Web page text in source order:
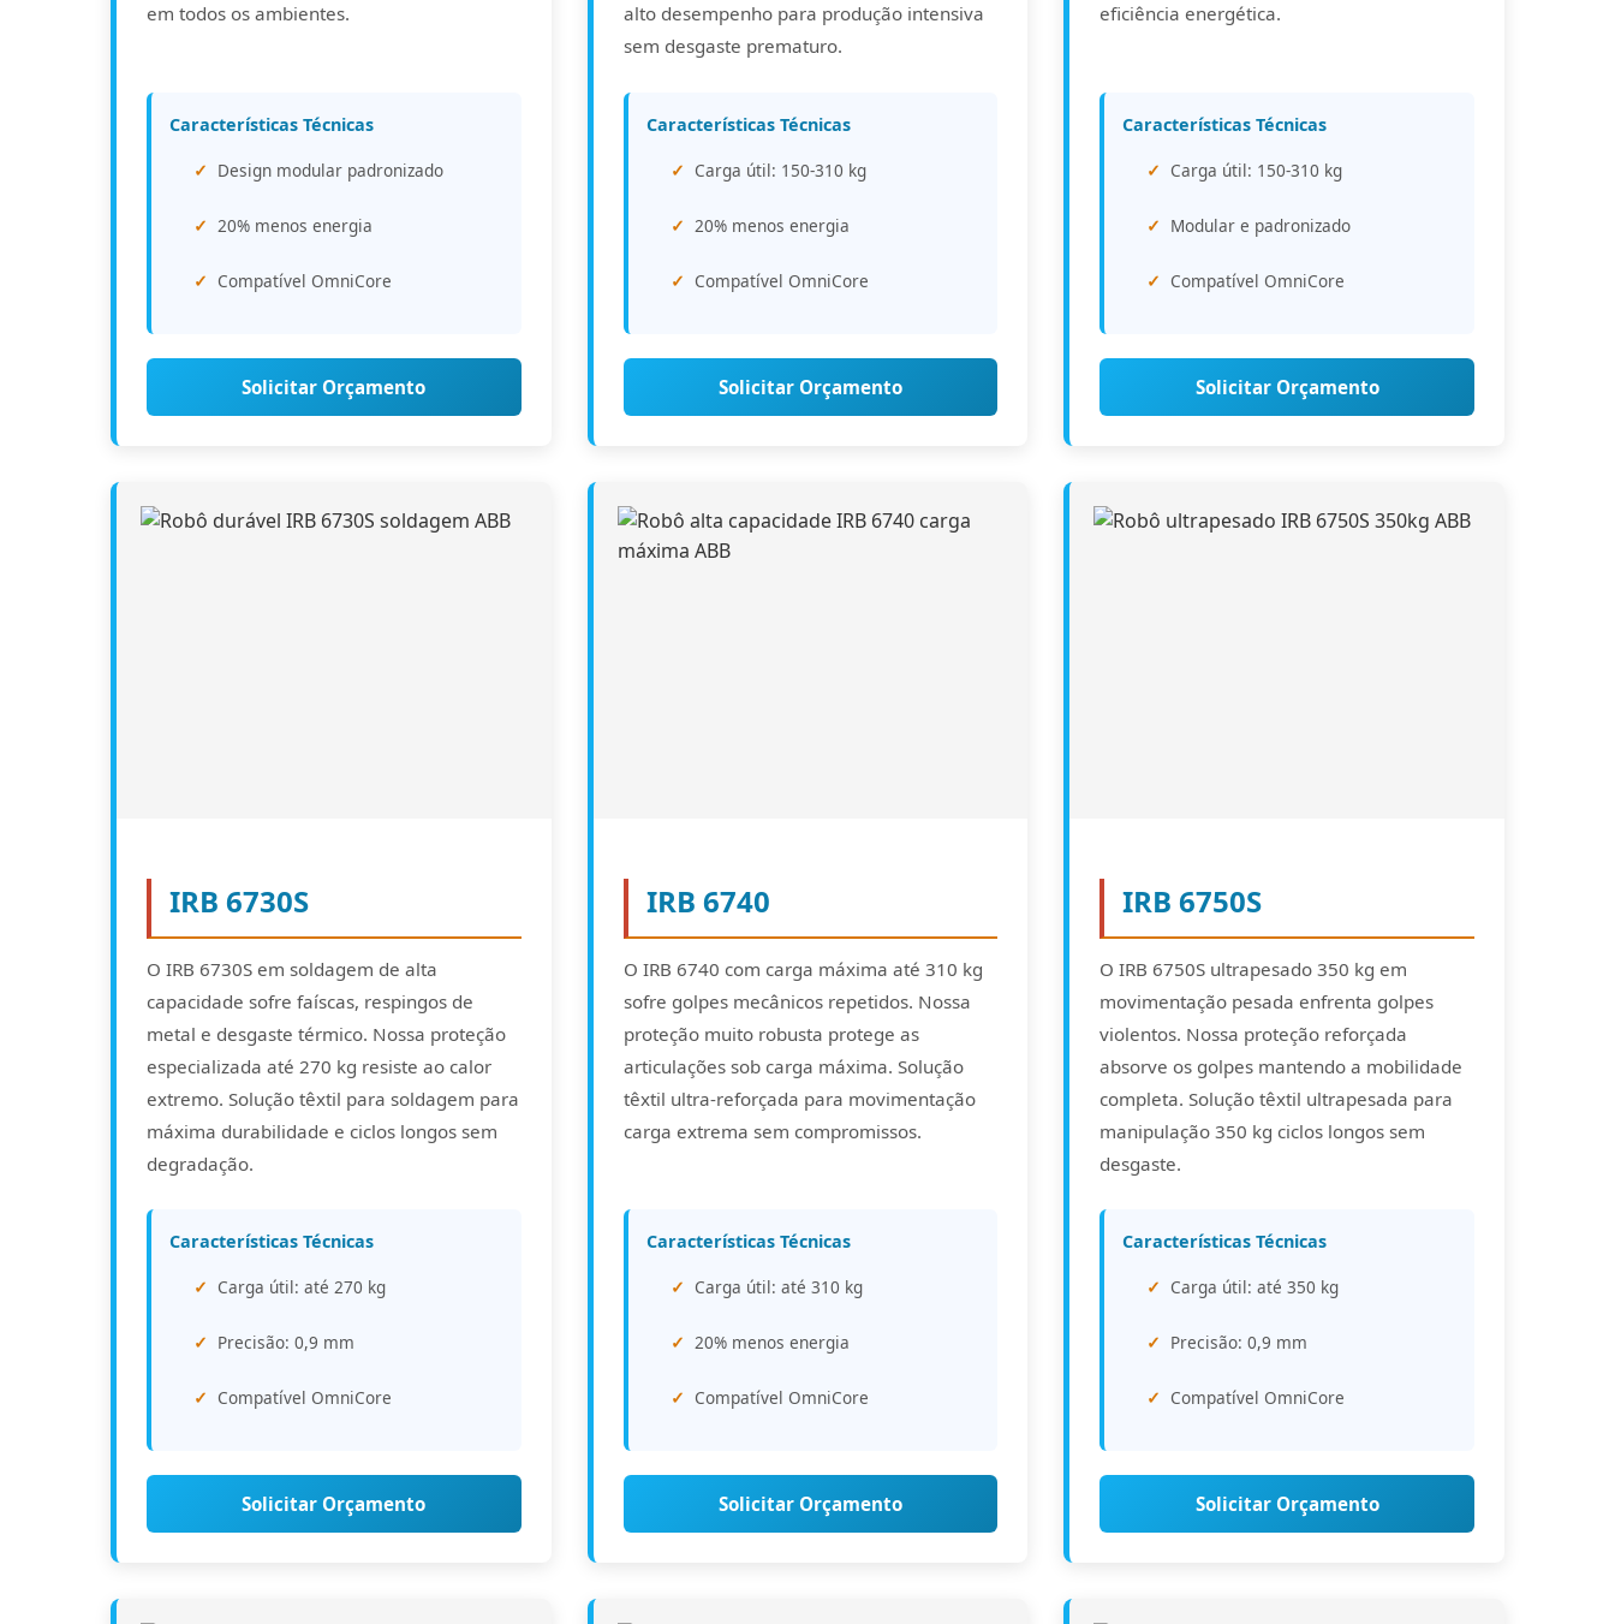
em todos os ambientes.
Características Técnicas
Design modular padronizado
20% menos energia
Compatível OmniCore
Solicitar Orçamento
alto desempenho para produção intensiva
sem desgaste prematuro.
Características Técnicas
Carga útil: 150-310 kg
20% menos energia
Compatível OmniCore
Solicitar Orçamento
eficiência energética.
Características Técnicas
Carga útil: 150-310 kg
Modular e padronizado
Compatível OmniCore
Solicitar Orçamento
IRB 6730S
O IRB 6730S em soldagem de alta
capacidade sofre faíscas, respingos de
metal e desgaste térmico. Nossa proteção
especializada até 270 kg resiste ao calor
extremo. Solução têxtil para soldagem para
máxima durabilidade e ciclos longos sem
degradação.
Características Técnicas
Carga útil: até 270 kg
Precisão: 0,9 mm
Compatível OmniCore
Solicitar Orçamento
IRB 6740
O IRB 6740 com carga máxima até 310 kg
sofre golpes mecânicos repetidos. Nossa
proteção muito robusta protege as
articulações sob carga máxima. Solução
têxtil ultra-reforçada para movimentação
carga extrema sem compromissos.
Características Técnicas
Carga útil: até 310 kg
20% menos energia
Compatível OmniCore
Solicitar Orçamento
IRB 6750S
O IRB 6750S ultrapesado 350 kg em
movimentação pesada enfrenta golpes
violentos. Nossa proteção reforçada
absorve os golpes mantendo a mobilidade
completa. Solução têxtil ultrapesada para
manipulação 350 kg ciclos longos sem
desgaste.
Características Técnicas
Carga útil: até 350 kg
Precisão: 0,9 mm
Compatível OmniCore
Solicitar Orçamento